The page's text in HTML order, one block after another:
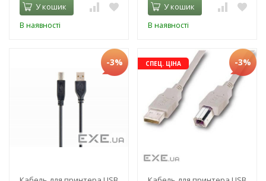
У кошик
В наявності
У кошик
В наявності
-3% СПЕЦ. ЦІНА -3%